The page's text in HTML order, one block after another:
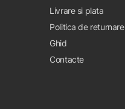
Livrare si plata
Politica de returnare
Ghid
Contacte